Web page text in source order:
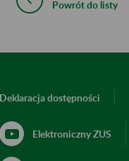
Powrót do listy
Deklaracja dostępności
Elektroniczny ZUS